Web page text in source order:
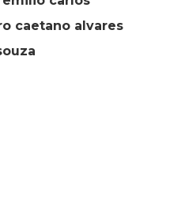
caetano alvares